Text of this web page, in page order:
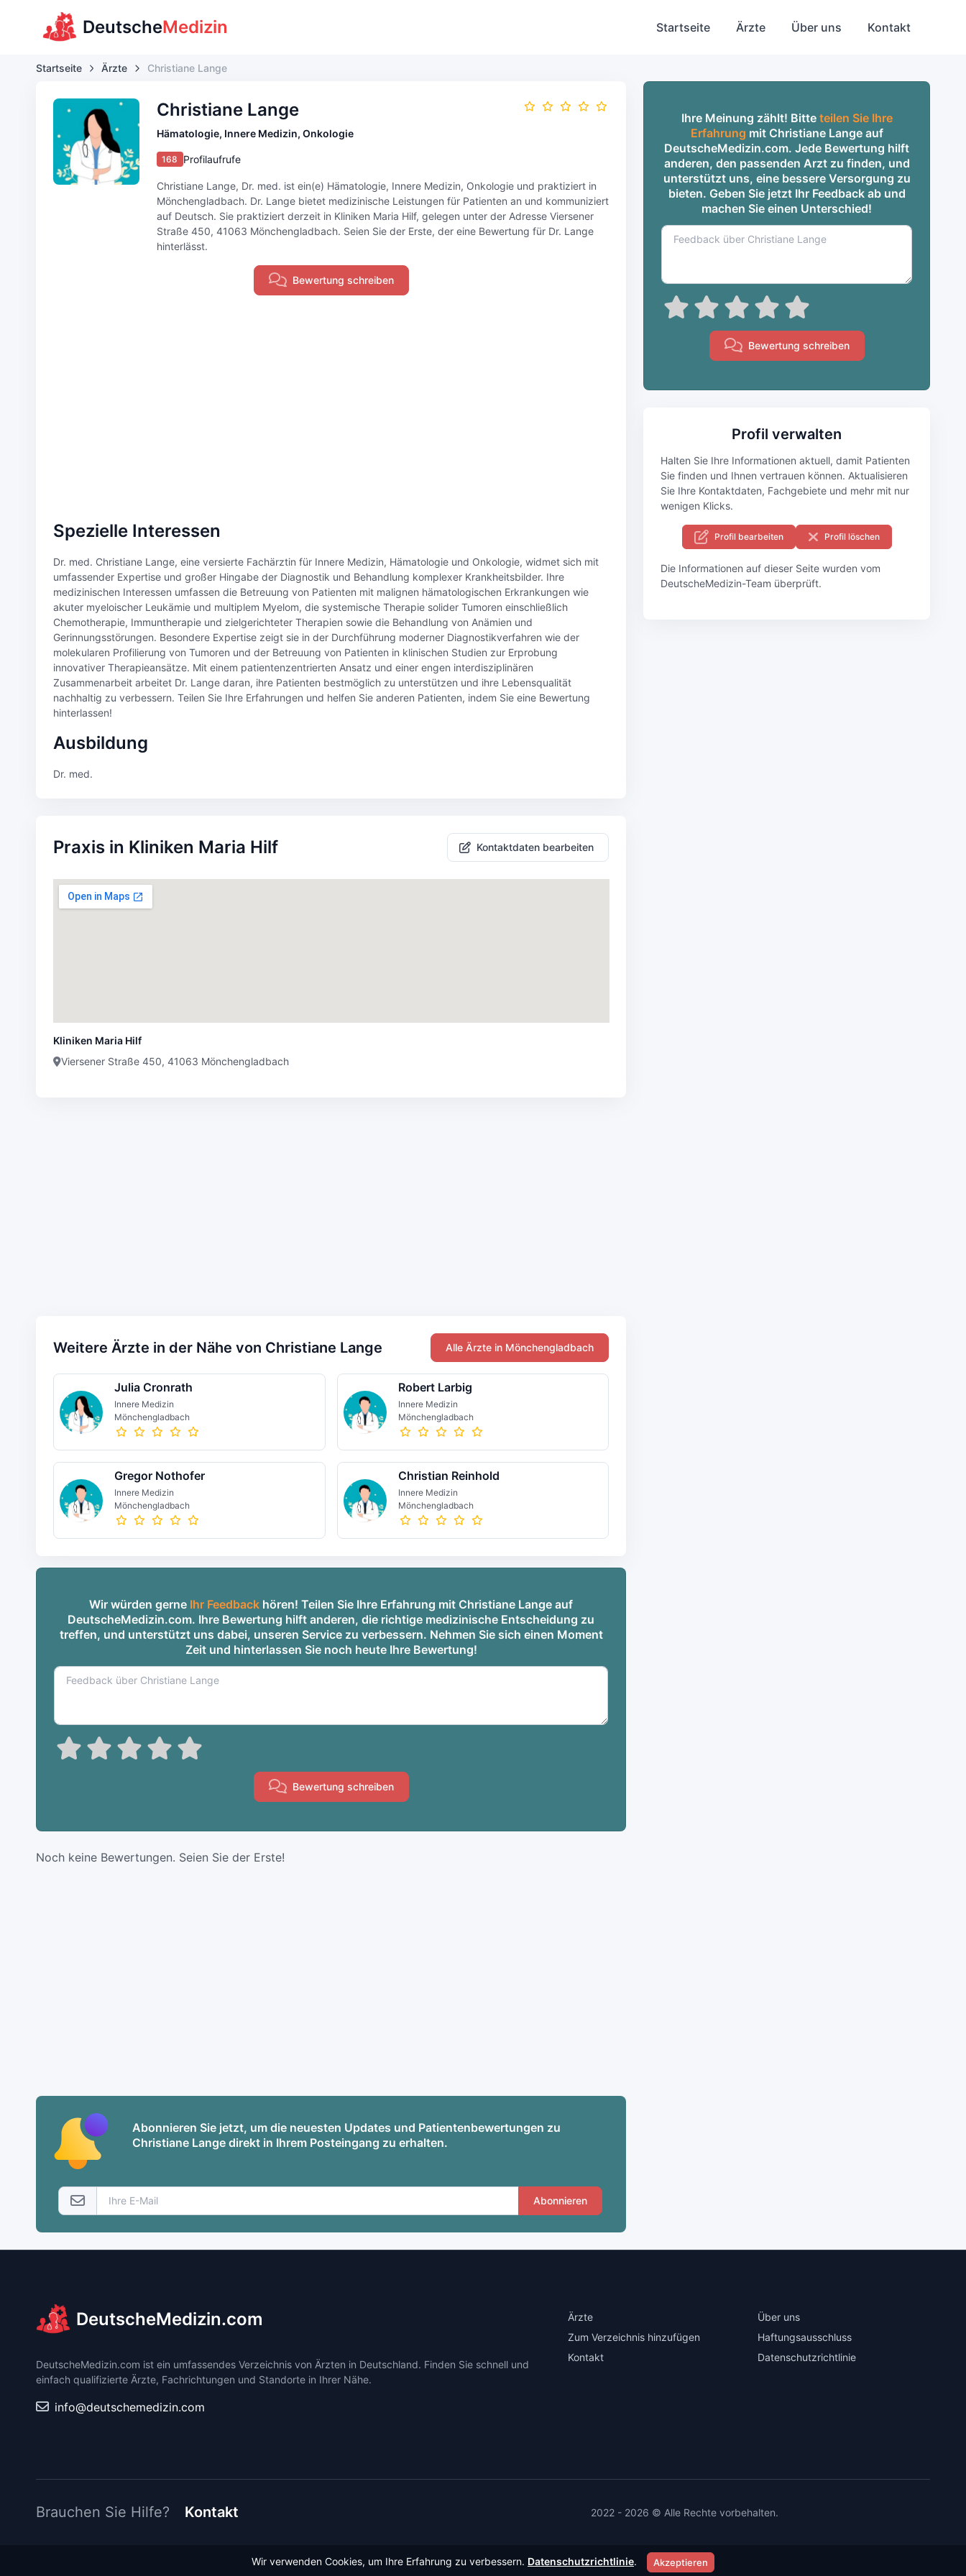
DeutscheMedizin Startseite Ärzte Über uns Kontakt
Startseite Ärzte Christiane Lange
Christiane Lange
Hämatologie, Innere Medizin, Onkologie
168 Profilaufrufe
Christiane Lange, Dr. med. ist ein(e) Hämatologie, Innere Medizin, Onkologie und praktiziert in
Mönchengladbach. Dr. Lange bietet medizinische Leistungen für Patienten an und kommuniziert
auf Deutsch. Sie praktiziert derzeit in Kliniken Maria Hilf, gelegen unter der Adresse Viersener
Straße 450, 41063 Mönchengladbach. Seien Sie der Erste, der eine Bewertung für Dr. Lange
hinterlässt.
Bewertung schreiben
Spezielle Interessen
Dr. med. Christiane Lange, eine versierte Fachärztin für Innere Medizin, Hämatologie und Onkologie, widmet sich mit
umfassender Expertise und großer Hingabe der Diagnostik und Behandlung komplexer Krankheitsbilder. Ihre
medizinischen Interessen umfassen die Betreuung von Patienten mit malignen hämatologischen Erkrankungen wie
akuter myeloischer Leukämie und multiplem Myelom, die systemische Therapie solider Tumoren einschließlich
Chemotherapie, Immuntherapie und zielgerichteter Therapien sowie die Behandlung von Anämien und
Gerinnungsstörungen. Besondere Expertise zeigt sie in der Durchführung moderner Diagnostikverfahren wie der
molekularen Profilierung von Tumoren und der Betreuung von Patienten in klinischen Studien zur Erprobung
innovativer Therapieansätze. Mit einem patientenzentrierten Ansatz und einer engen interdisziplinären
Zusammenarbeit arbeitet Dr. Lange daran, ihre Patienten bestmöglich zu unterstützen und ihre Lebensqualität
nachhaltig zu verbessern. Teilen Sie Ihre Erfahrungen und helfen Sie anderen Patienten, indem Sie eine Bewertung
hinterlassen!
Ausbildung
Dr. med.
Praxis in Kliniken Maria Hilf Kontaktdaten bearbeiten
Kliniken Maria Hilf
Viersener Straße 450, 41063 Mönchengladbach
Weitere Ärzte in der Nähe von Christiane Lange Alle Ärzte in Mönchengladbach
Julia Cronrath
Innere Medizin
Mönchengladbach
Robert Larbig
Innere Medizin
Mönchengladbach
Gregor Nothofer
Innere Medizin
Mönchengladbach
Christian Reinhold
Innere Medizin
Mönchengladbach
Wir würden gerne Ihr Feedback hören! Teilen Sie Ihre Erfahrung mit Christiane Lange auf
DeutscheMedizin.com. Ihre Bewertung hilft anderen, die richtige medizinische Entscheidung zu
treffen, und unterstützt uns dabei, unseren Service zu verbessern. Nehmen Sie sich einen Moment
Zeit und hinterlassen Sie noch heute Ihre Bewertung!
Bewertung schreiben
Noch keine Bewertungen. Seien Sie der Erste!
Abonnieren Sie jetzt, um die neuesten Updates und Patientenbewertungen zu
Christiane Lange direkt in Ihrem Posteingang zu erhalten.
Abonnieren
Ihre Meinung zählt! Bitte teilen Sie Ihre
Erfahrung mit Christiane Lange auf
DeutscheMedizin.com. Jede Bewertung hilft
anderen, den passenden Arzt zu finden, und
unterstützt uns, eine bessere Versorgung zu
bieten. Geben Sie jetzt Ihr Feedback ab und
machen Sie einen Unterschied!
Bewertung schreiben
Profil verwalten
Halten Sie Ihre Informationen aktuell, damit Patienten
Sie finden und Ihnen vertrauen können. Aktualisieren
Sie Ihre Kontaktdaten, Fachgebiete und mehr mit nur
wenigen Klicks.
Profil bearbeiten Profil löschen
Die Informationen auf dieser Seite wurden vom
DeutscheMedizin-Team überprüft.
DeutscheMedizin.com
DeutscheMedizin.com ist ein umfassendes Verzeichnis von Ärzten in Deutschland. Finden Sie schnell und
einfach qualifizierte Ärzte, Fachrichtungen und Standorte in Ihrer Nähe.
info@deutschemedizin.com
Ärzte
Zum Verzeichnis hinzufügen
Kontakt
Über uns
Haftungsausschluss
Datenschutzrichtlinie
Brauchen Sie Hilfe? Kontakt 2022 - 2026 © Alle Rechte vorbehalten.
Wir verwenden Cookies, um Ihre Erfahrung zu verbessern. Datenschutzrichtlinie. Akzeptieren